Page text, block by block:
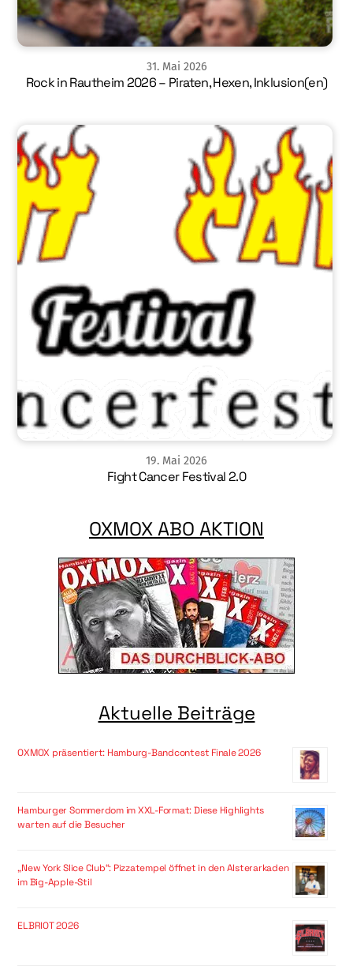
31. Mai 2026
Rock in Rautheim 2026 – Piraten, Hexen, Inklusion(en)
19. Mai 2026
Fight Cancer Festival 2.0
OXMOX ABO AKTION
Aktuelle Beiträge
OXMOX präsentiert: Hamburg-Bandcontest Finale 2026
Hamburger Sommerdom im XXL-Format: Diese Highlights
warten auf die Besucher
„New York Slice Club“: Pizzatempel öffnet in den Alsterarkaden
im Big-Apple-Stil
ELBRIOT 2026